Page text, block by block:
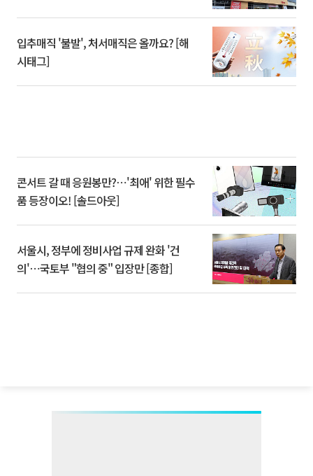
입추매직 '불발', 처서매직은 올까요? [해
시태그]
콘서트 갈 때 응원봉만?⋯'최애' 위한 필수
품 등장이오! [솔드아웃]
서울시, 정부에 정비사업 규제 완화 '건
의'⋯국토부 "협의 중" 입장만 [종합]